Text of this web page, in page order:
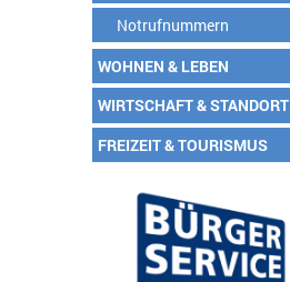
Notrufnummern
WOHNEN & LEBEN
WIRTSCHAFT & STANDORT
FREIZEIT & TOURISMUS